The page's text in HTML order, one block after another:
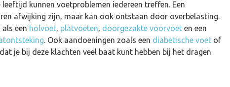
kunnen voetproblemen iedereen treffen. Een
afwijking zijn, maar kan ook ontstaan door overbelasting.
een holvoet, platvoeten, doorgezakte voorvoet en een
. Ook aandoeningen zoals een diabetische voet of
je bij deze klachten veel baat kunt hebben bij het dragen